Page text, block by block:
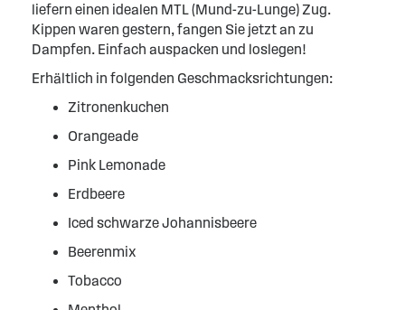
liefern einen idealen MTL (Mund-zu-Lunge) Zug.
Kippen waren gestern, fangen Sie jetzt an zu
Dampfen. Einfach auspacken und loslegen!
Erhältlich in folgenden Geschmacksrichtungen:
Zitronenkuchen
Orangeade
Pink Lemonade
Erdbeere
Iced schwarze Johannisbeere
Beerenmix
Tobacco